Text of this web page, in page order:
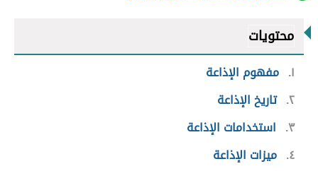
محتويات
١ مفهوم الإذاعة
٢ تاريخ الإذاعة
٣
استخدامات الإذاعة
٤ ميزات الإذاعة